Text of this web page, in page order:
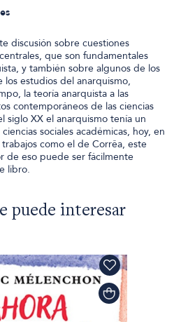
discusión sobre cuestiones
que son fundamentales
y también sobre algunos de los
los estudios del anarquismo,
la teoría anarquista a las
contemporáneos de las ciencias
siglo XX el anarquismo tenía un
sociales académicas, hoy, en
como el de Corrêa, este
de eso puede ser fácilmente
libro.
puede interesar